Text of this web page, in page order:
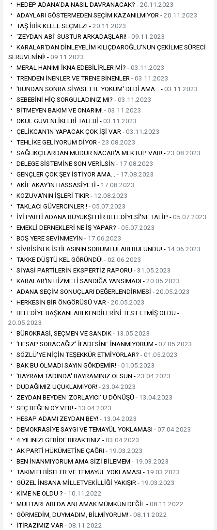
HEDEP ADANA'DA NASIL DAVRANACAK? -20.11.2023
ADAYLARI GÖSTERMEDEN SEÇİM KAZANILMIYOR -20.11.2023
TAŞ İBİK KELLE SEÇMEZ! -20.11.2023
'ZEYDAN ABİ' SUSTUR ARKADAŞLARI! -09.11.2023
KARALAR'DAN DİNLEYELİM KILIÇDAROĞLU'NUN ÇEKİLME SÜRECİ
SERÜVENİNİ! -09.11.2023
MERAL HANIMI İKNA EDEBİLİRLER Mİ? -03.11.2023
TRENDEN İNENLER VE TRENE BİNENLER -03.11.2023
'BUNDAN SONRA SİYASETTE YOKUM' DEDİ AMA… -03.11.2023
SEBEBİNİ HİÇ SORGULADINIZ MI? -03.11.2023
BİTMEYEN BAKIM VE ONARIM! -03.11.2023
OKUL GÜVENLİKLERİ TALEBİ -03.11.2023
ÇELİKCAN'IN YAPACAK ÇOK İŞİ VAR -03.11.2023
TEHLİKE GELİYORUM DİYOR -23.08.2023
SAĞLIKÇILARDAN MÜDÜR NACAR'A MEKTUP VAR! -23.08.2023
DELEGE SİSTEMİNE SON VERİLSİN - 17.08.2023
GENÇLER ÇOK ŞEY İSTİYOR AMA… - 17.08.2023
AKİF AKAY'IN HASSASİYETİ - 17.08.2023
KOZUVA'NIN İŞLERİ TIKIR - 12.08.2023
TAKLACI GÜVERCINLER ! -05.07.2023
İYİ PARTİ ADANA BÜYÜKŞEHİR BELEDİYESİ'NE TALİP -05.07.2023
EMEKLİ DERNEKLERİ NE İŞ YAPAR? -05.07.2023
BOŞ YERE SEVİNMEYİN - 17.06.2023
SİVRİSİNEK İSTİLASININ SORUMLULARI BULUNDU! - 14.06.2023
TAKKE DÜŞTÜ KEL GÖRÜNDÜ! -02.06.2023
SİYASİ PARTİLERİN EKSPERTİZ RAPORU -31.05.2023
KARALAR'IN HİZMETİ SANDIĞA YANSIMADI -20.05.2023
ADANA SEÇİM SONUÇLARI DEĞERLENDİRMESİ -20.05.2023
HERKESİN BİR ÖNGÖRÜSÜ VAR -20.05.2023
BELEDİYE BAŞKANLARI KENDİLERİNİ TEST ETMİŞ OLDU -
20.05.2023
BÜROKRASİ, SEÇMEN VE SANDIK - 13.05.2023
'HESAP SORACAĞIZ' İFADESİNE İNANMIYORUM -07.05.2023
SÖZLÜ'YE NİÇİN TEŞEKKÜR ETMİYORLAR? -01.05.2023
BAK BU OLMADI SAYIN GÖKDEMİR! -01.05.2023
'BAYRAM TADINDA' BAYRAMINIZ OLSUN -23.04.2023
DUDAĞIMIZ UÇUKLAMIYOR! -23.04.2023
ZEYDAN BEYDEN 'ZORLAYICI' U DÖNÜŞÜ - 13.04.2023
SEÇ BEĞEN OY VER! - 13.04.2023
HESAP ADAMI ZEYDAN BEY! - 13.04.2023
DEMOKRASİYE SAYGI VE TEMAYÜL YOKLAMASI -07.04.2023
4 YILINIZI GERİDE BIRAKTINIZ -03.04.2023
AK PARTİ HÜKÜMETİNE ÇAĞRI - 19.03.2023
BEN İNANMIYORUM AMA SİZİ BİLEMEM - 19.03.2023
TAKIM ELBİSELER VE TEMAYÜL YOKLAMASI - 19.03.2023
GÜZEL İNSANA MİLLETVEKİLLİĞİ YAKIŞIR - 19.03.2023
KİME NE OLDU ? - 10.11.2022
MUHTARLARI DA ANLAMAK MÜMKÜN DEĞİL -08.11.2022
GÖRMEDİM, DUYMADIM, BİLMİYORUM! -08.11.2022
İTİRAZIMIZ VAR -08.11.2022